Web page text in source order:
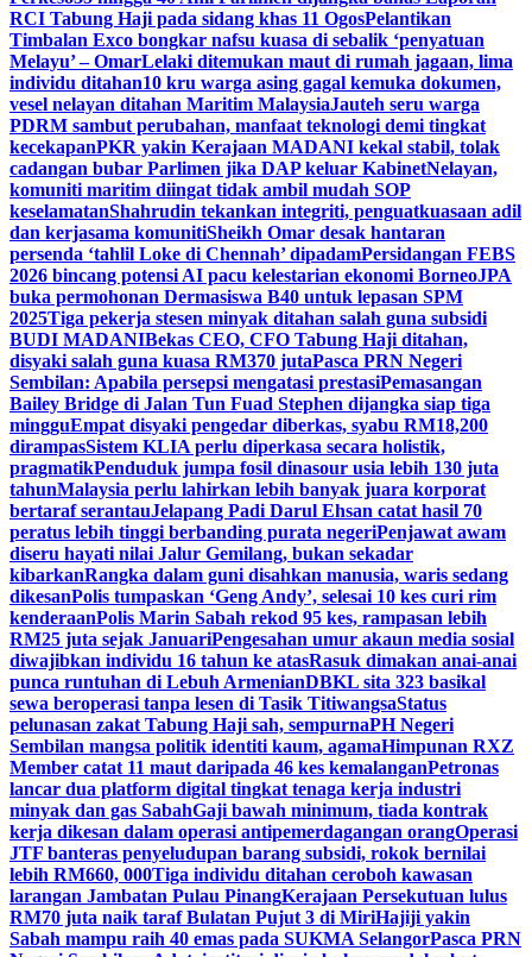
RCI Tabung Haji pada sidang khas 11 OgosPelantikan
Timbalan Exco bongkar nafsu kuasa di sebalik ‘penyatuan
Melayu’ – OmarLelaki ditemukan maut di rumah jagaan, lima
individu ditahan10 kru warga asing gagal kemuka dokumen,
vesel nelayan ditahan Maritim MalaysiaJauteh seru warga
PDRM sambut perubahan, manfaat teknologi demi tingkat
kecekapanPKR yakin Kerajaan MADANI kekal stabil, tolak
cadangan bubar Parlimen jika DAP keluar KabinetNelayan,
komuniti maritim diingat tidak ambil mudah SOP
keselamatanShahrudin tekankan integriti, penguatkuasaan adil
dan kerjasama komunitiSheikh Omar desak hantaran
persenda ‘tahlil Loke di Chennah’ dipadamPersidangan FEBS
2026 bincang potensi AI pacu kelestarian ekonomi BorneoJPA
buka permohonan Dermasiswa B40 untuk lepasan SPM
2025Tiga pekerja stesen minyak ditahan salah guna subsidi
BUDI MADANIBekas CEO, CFO Tabung Haji ditahan,
disyaki salah guna kuasa RM370 jutaPasca PRN Negeri
Sembilan: Apabila persepsi mengatasi prestasiPemasangan
Bailey Bridge di Jalan Tun Fuad Stephen dijangka siap tiga
mingguEmpat disyaki pengedar diberkas, syabu RM18,200
dirampasSistem KLIA perlu diperkasa secara holistik,
pragmatikPenduduk jumpa fosil dinasour usia lebih 130 juta
tahunMalaysia perlu lahirkan lebih banyak juara korporat
bertaraf serantauJelapang Padi Darul Ehsan catat hasil 70
peratus lebih tinggi berbanding purata negeriPenjawat awam
diseru hayati nilai Jalur Gemilang, bukan sekadar
kibarkanRangka dalam guni disahkan manusia, waris sedang
dikesanPolis tumpaskan ‘Geng Andy’, selesai 10 kes curi rim
kenderaanPolis Marin Sabah rekod 95 kes, rampasan lebih
RM25 juta sejak JanuariPengesahan umur akaun media sosial
diwajibkan individu 16 tahun ke atasRasuk dimakan anai-anai
punca runtuhan di Lebuh ArmenianDBKL sita 323 basikal
sewa beroperasi tanpa lesen di Tasik TitiwangsaStatus
pelunasan zakat Tabung Haji sah, sempurnaPH Negeri
Sembilan mangsa politik identiti kaum, agamaHimpunan RXZ
Member catat 11 maut daripada 46 kes kemalanganPetronas
lancar dua platform digital tingkat tenaga kerja industri
minyak dan gas SabahGaji bawah minimum, tiada kontrak
kerja dikesan dalam operasi antipemerdagangan orangOperasi
JTF banteras penyeludupan barang subsidi, rokok bernilai
lebih RM660, 000Tiga individu ditahan ceroboh kawasan
larangan Jambatan Pulau PinangKerajaan Persekutuan lulus
RM70 juta naik taraf Bulatan Pujut 3 di MiriHajiji yakin
Sabah mampu raih 40 emas pada SUKMA SelangorPasca PRN